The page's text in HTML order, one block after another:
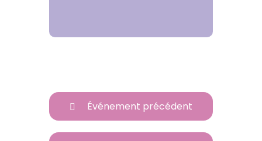
Événement précédent